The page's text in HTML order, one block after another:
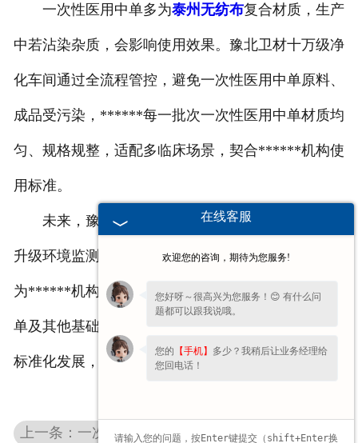
一次性医用中单多为泰州无纺布复合材质，生产
中若沾染杂质，会影响使用效果。豫北卫材十万级净
化车间通过全流程管控，避免一次性医用中单原料、
成品受污染，******每一批次一次性医用中单材质均
匀、规格规整，适配多临床场景，契合******机构使
用标准。
未来，豫北卫材将持续优化净化车间运维管理，
升级环境监测技术，以更严苛的标准把控生产环境，
为******机构提供合规、稳定、适配的一次性医用中
单及其他基础医用耗材，助力医用耗材行业规范化、
标准化发展，为临床护理工作提供可靠的基础支撑。
上一条：一次性医用中单使用误区：这些细节你可能忽略了
在线客服
欢迎您的咨询，期待为您服务!
您好呀～很高兴为您服务！😊 有什么问
题都可以跟我说哦。
您的 【手机】 多少？我稍后让业务经理给
您回电话！